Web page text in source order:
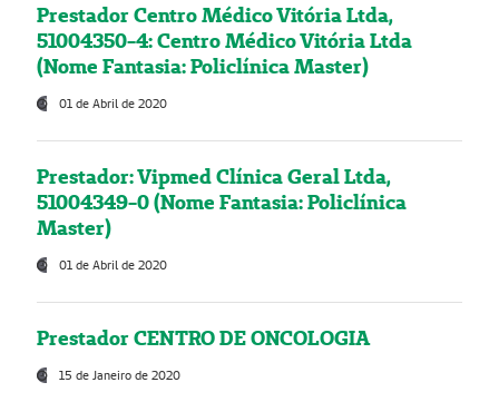
Prestador Centro Médico Vitória Ltda,
51004350-4: Centro Médico Vitória Ltda
(Nome Fantasia: Policlínica Master)
01 de Abril de 2020
Prestador: Vipmed Clínica Geral Ltda,
51004349-0 (Nome Fantasia: Policlínica
Master)
01 de Abril de 2020
Prestador CENTRO DE ONCOLOGIA
15 de Janeiro de 2020